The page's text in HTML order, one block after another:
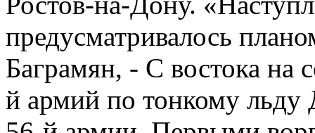
предусматривалось
Баграмян, - С востока на
й армий по тонкому льду